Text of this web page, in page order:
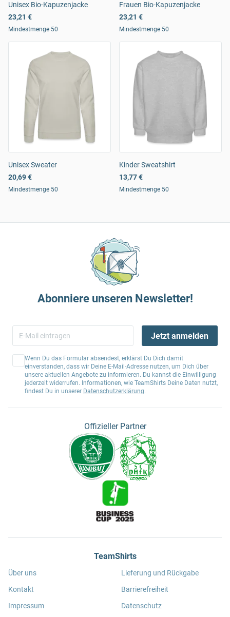
Unisex Bio-Kapuzenjacke
23,21 €
Mindestmenge 50
Frauen Bio-Kapuzenjacke
23,21 €
Mindestmenge 50
Unisex Sweater
20,69 €
Mindestmenge 50
Kinder Sweatshirt
13,77 €
Mindestmenge 50
Abonniere unseren Newsletter!
Jetzt anmelden
Wenn Du das Formular absendest, erklärst Du Dich damit
einverstanden, dass wir Deine E-Mail-Adresse nutzen, um Dich über
unsere aktuellen Angebote zu informieren. Du kannst die Einwilligung
jederzeit widerrufen. Informationen, wie TeamShirts Deine Daten nutzt,
findest Du in unserer Datenschutzerklärung.
Offizieller Partner
TeamShirts
Über uns
Kontakt
Impressum
Lieferung und Rückgabe
Barrierefreiheit
Datenschutz